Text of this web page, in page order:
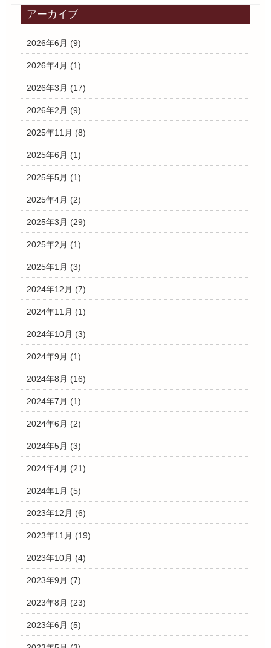
アーカイブ
2026年6月 (9)
2026年4月 (1)
2026年3月 (17)
2026年2月 (9)
2025年11月 (8)
2025年6月 (1)
2025年5月 (1)
2025年4月 (2)
2025年3月 (29)
2025年2月 (1)
2025年1月 (3)
2024年12月 (7)
2024年11月 (1)
2024年10月 (3)
2024年9月 (1)
2024年8月 (16)
2024年7月 (1)
2024年6月 (2)
2024年5月 (3)
2024年4月 (21)
2024年1月 (5)
2023年12月 (6)
2023年11月 (19)
2023年10月 (4)
2023年9月 (7)
2023年8月 (23)
2023年6月 (5)